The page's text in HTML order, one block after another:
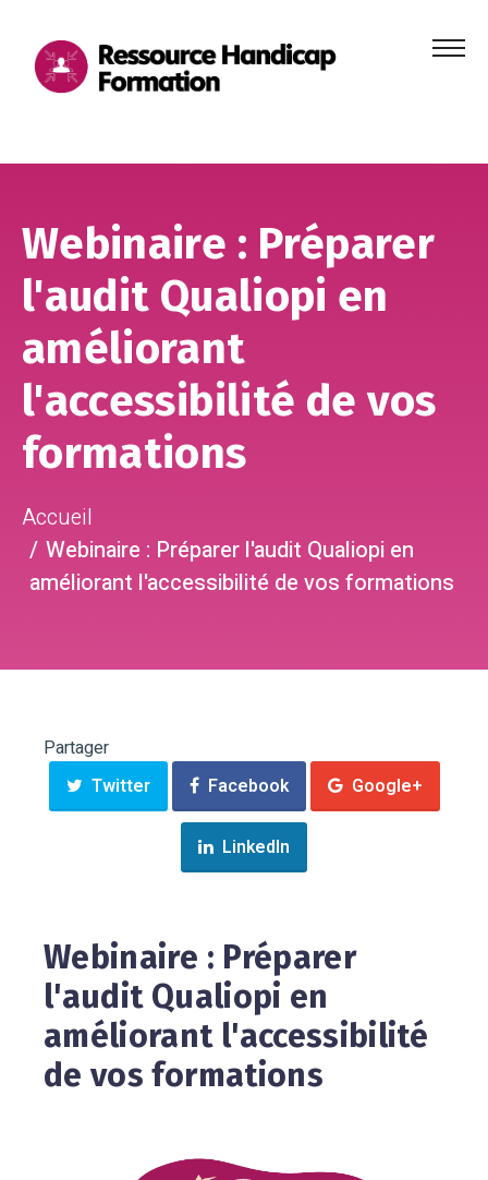
Menu
Webinaire : Préparer
l'audit Qualiopi en
améliorant
l'accessibilité de vos
formations
Accueil
Webinaire : Préparer l'audit Qualiopi en
améliorant l'accessibilité de vos formations
Partager
Twitter
Facebook Google+
LinkedIn
Webinaire : Préparer
l'audit Qualiopi en
améliorant l'accessibilité
de vos formations